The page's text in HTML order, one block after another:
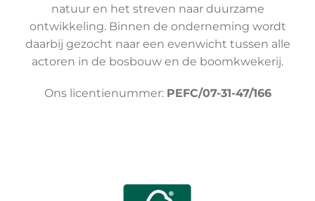
natuur en het streven naar duurzame
ontwikkeling. Binnen de onderneming wordt
daarbij gezocht naar een evenwicht tussen alle
actoren in de bosbouw en de boomkwekerij.
Ons licentienummer: PEFC/07-31-47/166